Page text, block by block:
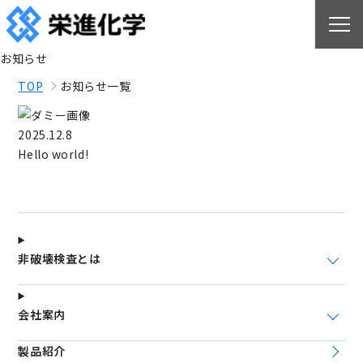
お知らせ
TOP
お知らせ一覧
2025.12.8
Hello world!
非破壊検査とは
会社案内
製品紹介